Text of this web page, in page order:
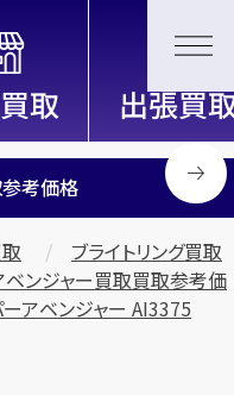
実績の買取専門店「買取大
考価格
ブライトリング買取
ベンジャー買取買取参考価
アベンジャー AI3375